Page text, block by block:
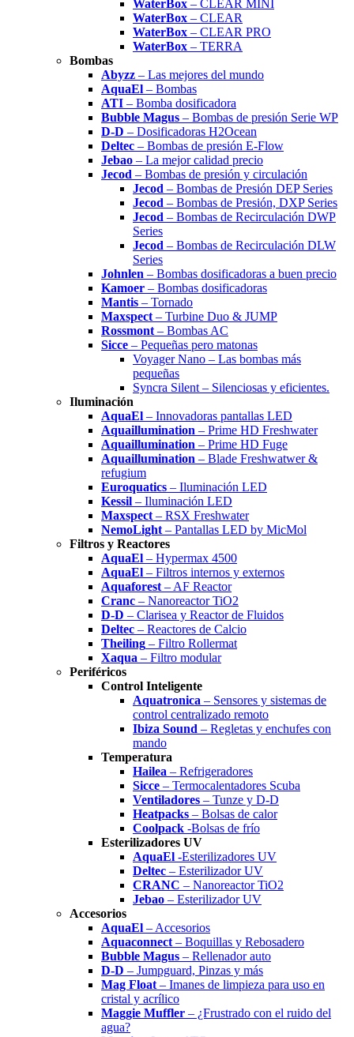
WaterBox – CLEAR MINI
WaterBox – CLEAR
WaterBox – CLEAR PRO
WaterBox – TERRA
Bombas
Abyzz – Las mejores del mundo
AquaEl – Bombas
ATI – Bomba dosificadora
Bubble Magus – Bombas de presión Serie WP
D-D – Dosificadoras H2Ocean
Deltec – Bombas de presión E-Flow
Jebao – La mejor calidad precio
Jecod – Bombas de presión y circulación
Jecod – Bombas de Presión DEP Series
Jecod – Bombas de Presión, DXP Series
Jecod – Bombas de Recirculación DWP
Series
Jecod – Bombas de Recirculación DLW
Series
Johnlen – Bombas dosificadoras a buen precio
Kamoer – Bombas dosificadoras
Mantis – Tornado
Maxspect – Turbine Duo & JUMP
Rossmont – Bombas AC
Sicce – Pequeñas pero matonas
Voyager Nano – Las bombas más
pequeñas
Syncra Silent – Silenciosas y eficientes.
Iluminación
AquaEl – Innovadoras pantallas LED
Aquaillumination – Prime HD Freshwater
Aquaillumination – Prime HD Fuge
Aquaillumination – Blade Freshwatwer &
refugium
Euroquatics – Iluminación LED
Kessil – Iluminación LED
Maxspect – RSX Freshwater
NemoLight – Pantallas LED by MicMol
Filtros y Reactores
AquaEl – Hypermax 4500
AquaEl – Filtros internos y externos
Aquaforest – AF Reactor
Cranc – Nanoreactor TiO2
D-D – Clarisea y Reactor de Fluidos
Deltec – Reactores de Calcio
Theiling – Filtro Rollermat
Xaqua – Filtro modular
Periféricos
Control Inteligente
Aquatronica – Sensores y sistemas de
control centralizado remoto
Ibiza Sound – Regletas y enchufes con
mando
Temperatura
Hailea – Refrigeradores
Sicce – Termocalentadores Scuba
Ventiladores – Tunze y D-D
Heatpacks – Bolsas de calor
Coolpack -Bolsas de frío
Esterilizadores UV
AquaEl -Esterilizadores UV
Deltec – Esterilizador UV
CRANC – Nanoreactor TiO2
Jebao – Esterilizador UV
Accesorios
AquaEl – Accesorios
Aquaconnect – Boquillas y Rebosadero
Bubble Magus – Rellenador auto
D-D – Jumpguard, Pinzas y más
Mag Float – Imanes de limpieza para uso en
cristal y acrílico
Maggie Muffler – ¿Frustrado con el ruido del
agua?